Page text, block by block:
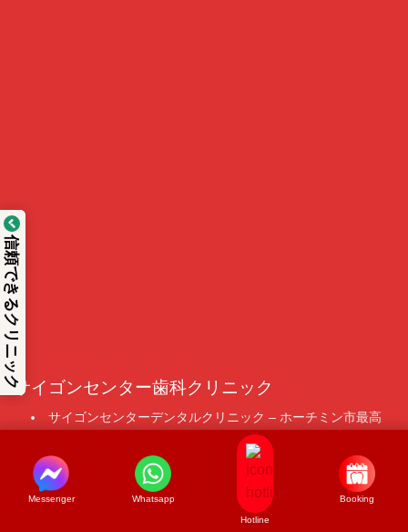
サイゴンセンター歯科クリニック
サイゴンセンターデンタルクリニック – ホーチミン市最高
WhatClinic、Dental Departures、MTCによるBest Choice・
Best Services Award受賞
Vietnam Top Brand Award 2026 ベトナム最優秀歯科クリニ
Messenger Whatsapp
Hotline
Booking
信頼できるクリニック